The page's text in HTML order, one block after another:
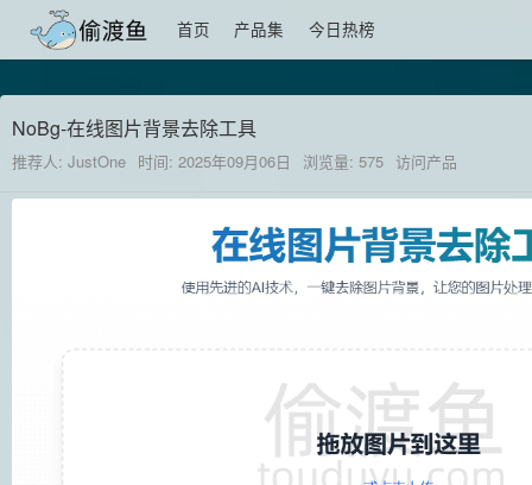
首页 产品集 今日热榜
NoBg-在线图片背景去除工具
推荐人: JustOne 时间: 2025年09月06日 浏览量: 575 访问产品